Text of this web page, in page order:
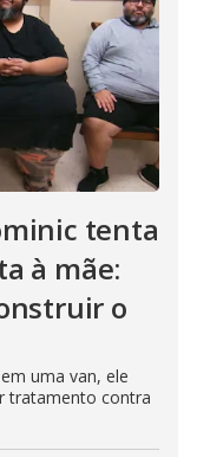
tenta
à mãe:
o
uma van, ele
tratamento contra